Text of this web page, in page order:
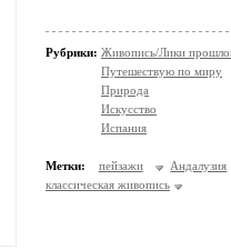
Рубрики: Живопись/Лики
Путешествую по миру
Природа
Искусство
Испания
Метки: пейзажи
Андалузия
классическая живопись